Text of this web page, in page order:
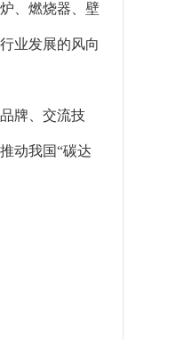
、燃烧器、壁
业发展的风向
牌、交流技
动我国“碳达